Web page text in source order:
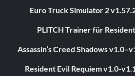
Euro Truck Simulator 2
PLITCH Trainer für
Assassin’s Creed Shadows
Resident Evil Requiem v1.0-